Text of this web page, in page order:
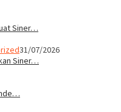
Siner…
31/07/2026
Siner…